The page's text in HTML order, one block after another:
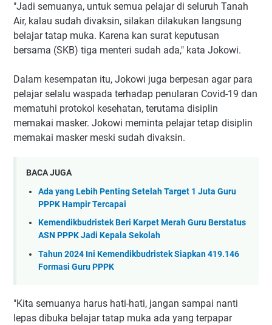
"Jadi semuanya, untuk semua pelajar di seluruh Tanah
Air, kalau sudah divaksin, silakan dilakukan langsung
belajar tatap muka. Karena kan surat keputusan
bersama (SKB) tiga menteri sudah ada," kata Jokowi.
Dalam kesempatan itu, Jokowi juga berpesan agar para
pelajar selalu waspada terhadap penularan Covid-19 dan
mematuhi protokol kesehatan, terutama disiplin
memakai masker. Jokowi meminta pelajar tetap disiplin
memakai masker meski sudah divaksin.
BACA JUGA
Ada yang Lebih Penting Setelah Target 1 Juta Guru
PPPK Hampir Tercapai
Kemendikbudristek Beri Karpet Merah Guru Berstatus
ASN PPPK Jadi Kepala Sekolah
Tahun 2024 Ini Kemendikbudristek Siapkan 419.146
Formasi Guru PPPK
"Kita semuanya harus hati-hati, jangan sampai nanti
lepas dibuka belajar tatap muka ada yang terpapar